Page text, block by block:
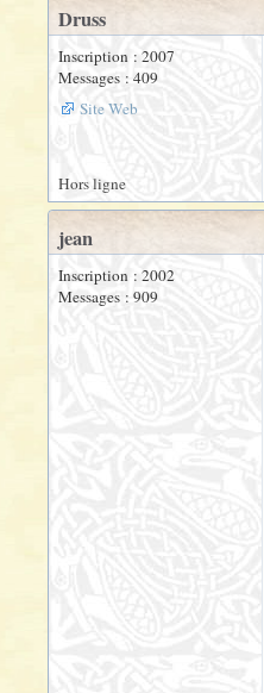
Druss
Inscription : 2007
Messages : 409
Site Web
Hors ligne
jean
Inscription : 2002
Messages : 909